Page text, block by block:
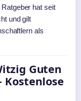
hat seit
und gilt
als
Guten
Kostenlose